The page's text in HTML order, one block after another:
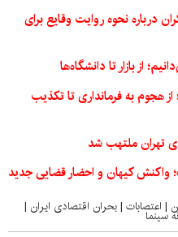
درباره نحوه روایت وقایع برای
از بازار تا دانشگاه‌ها
هجوم به فرمانداری تا تکذیب
تهران ملتهب شد
واکنش کیهان و احضار قضایی جدید
| اعتصابات |بحران اقتصادی ایران |
سینما